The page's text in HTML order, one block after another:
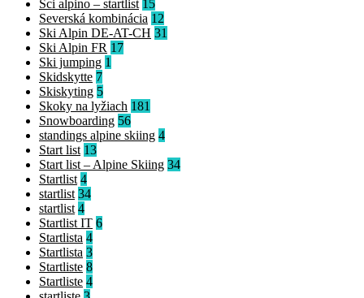
Sci alpino – startlist 15
Severská kombinácia 12
Ski Alpin DE-AT-CH 31
Ski Alpin FR 17
Ski jumping 1
Skidskytte 7
Skiskyting 5
Skoky na lyžiach 181
Snowboarding 56
standings alpine skiing 4
Start list 13
Start list – Alpine Skiing 34
Startlist 4
startlist 34
startlist 4
Startlist IT 6
Startlista 4
Startlista 3
Startliste 8
Startliste 4